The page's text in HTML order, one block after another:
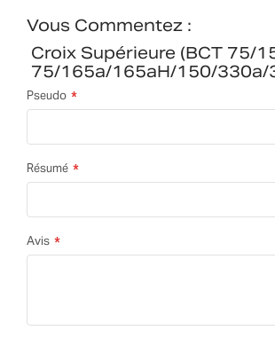
Vous Commentez :
Croix Supérieure (BCT 75/
75/165a/165aH/150/
Pseudo
Résumé
Avis